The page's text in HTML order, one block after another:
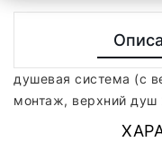
душевая система (с
монтаж, верхний